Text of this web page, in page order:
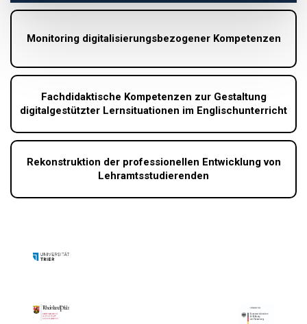
Monitoring digitalisierungsbezogener Kompetenzen
Fachdidaktische Kompetenzen zur Gestaltung
digitalgestützter Lernsituationen im Englischunterricht
Rekonstruktion der professionellen Entwicklung von
Lehramtsstudierenden